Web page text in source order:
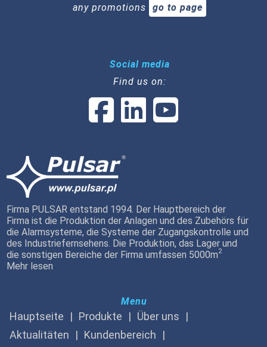
any promotions
go to page
Social media
Find us on:
Firma PULSAR entstand 1994. Der Hauptbereich der
Firma ist die Produktion der Anlagen und des Zubehörs für
die Alarmsysteme, die Systeme der Zugangskontrolle und
des Industriefernsehens. Die Produktion, das Lager und
die sonstigen Bereiche der Firma umfassen 5000m2
Mehr lesen
Menu
Hauptseite Produkte
Über uns
Aktualitäten
Kundenbereich